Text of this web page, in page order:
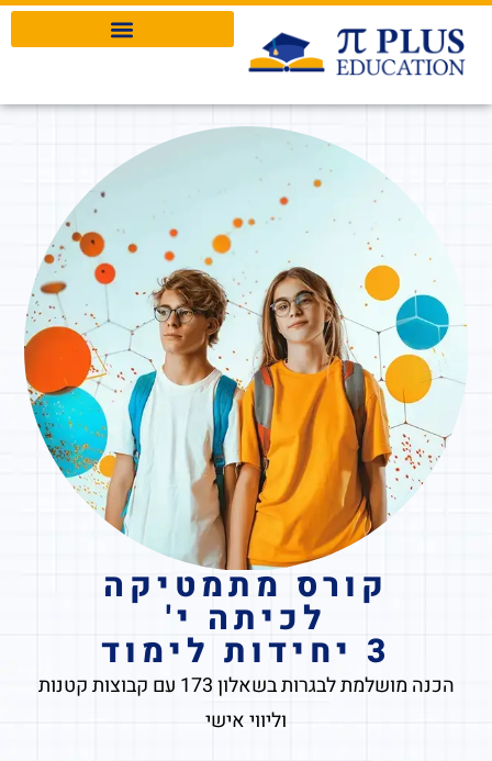
קורס מתמטיקה
לכיתה י'
3 יחידות לימוד
הכנה מושלמת לבגרות בשאלון 173 עם קבוצות קטנות
וליווי אישי